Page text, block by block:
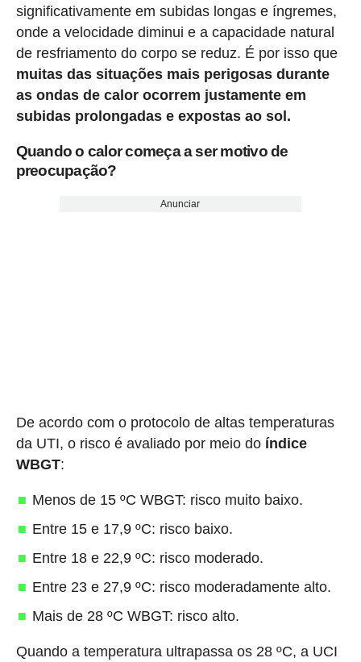
significativamente em subidas longas e íngremes,
onde a velocidade diminui e a capacidade natural
de resfriamento do corpo se reduz. É por isso que
muitas das situações mais perigosas durante
as ondas de calor ocorrem justamente em
subidas prolongadas e expostas ao sol.
Quando o calor começa a ser motivo de
preocupação?
Anunciar
De acordo com o protocolo de altas temperaturas
da UTI, o risco é avaliado por meio do índice
WBGT:
Menos de 15 ºC WBGT: risco muito baixo.
Entre 15 e 17,9 ºC: risco baixo.
Entre 18 e 22,9 ºC: risco moderado.
Entre 23 e 27,9 ºC: risco moderadamente alto.
Mais de 28 ºC WBGT: risco alto.
Quando a temperatura ultrapassa os 28 ºC, a UCI